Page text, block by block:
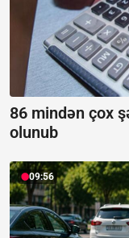
86 mindən çox
olunub
09:56